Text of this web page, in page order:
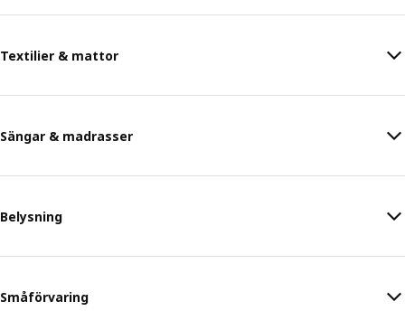
Textilier & mattor
Sängar & madrasser
Belysning
Småförvaring